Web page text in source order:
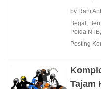
by Rani
Begal
Polda NTB,
Posting
Tajam